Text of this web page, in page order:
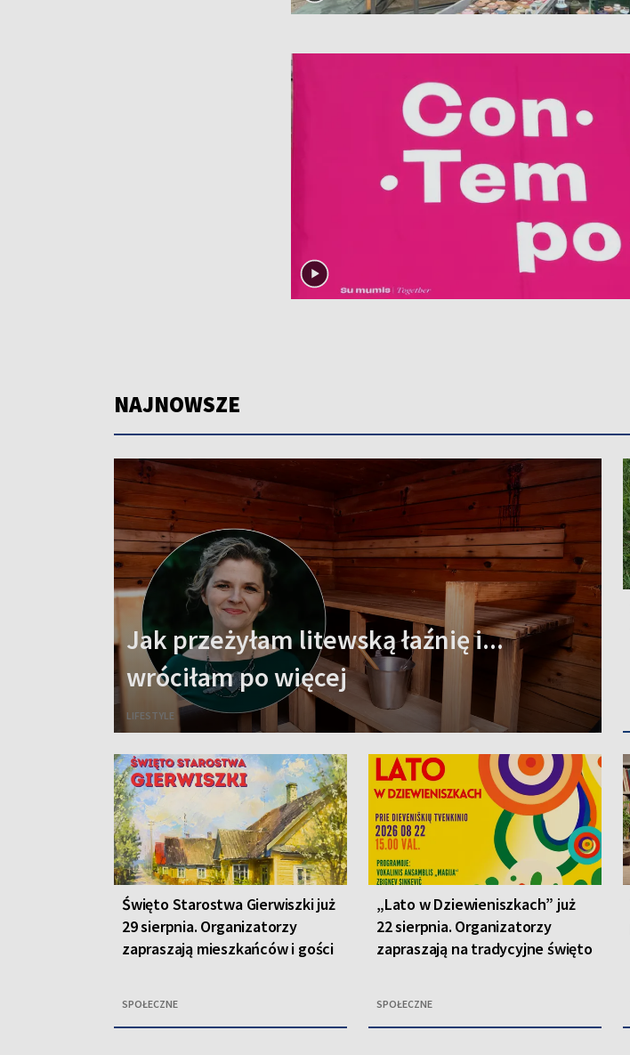
NAJNOWSZE
Jak przeżyłam litewską łaźnię i...
wróciłam po więcej
LIFESTYLE
Święto Starostwa Gierwiszki już
29 sierpnia. Organizatorzy
zapraszają mieszkańców i gości
SPOŁECZNE
„Lato w Dziewieniszkach” już
22 sierpnia. Organizatorzy
zapraszają na tradycyjne święto
SPOŁECZNE